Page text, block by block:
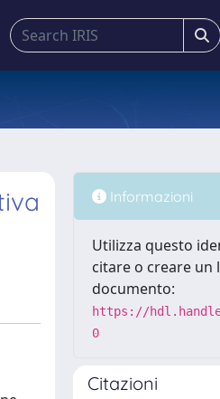
Informazioni
Utilizza questo
citare o creare un
documento:
https://
0
Citazioni